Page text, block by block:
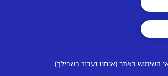
השימוש באתר (אנחנו נעבוד בשבילך)